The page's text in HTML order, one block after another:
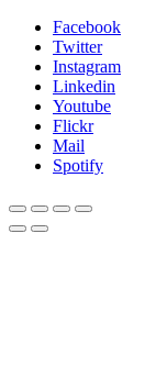
Facebook
Twitter
Instagram
Linkedin
Youtube
Flickr
Mail
Spotify